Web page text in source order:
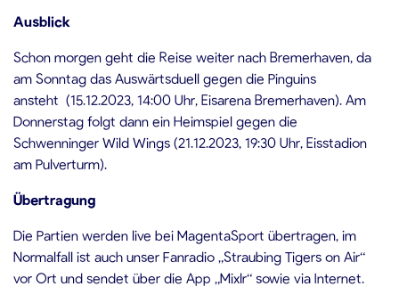
Ausblick
Schon morgen geht die Reise weiter nach Bremerhaven, da
am Sonntag das Auswärtsduell gegen die Pinguins
ansteht (15.12.2023, 14:00 Uhr, Eisarena Bremerhaven). Am
Donnerstag folgt dann ein Heimspiel gegen die
Schwenninger Wild Wings (21.12.2023, 19:30 Uhr, Eisstadion
am Pulverturm).
Übertragung
Die Partien werden live bei MagentaSport übertragen, im
Normalfall ist auch unser Fanradio „Straubing Tigers on Air“
vor Ort und sendet über die App „Mixlr“ sowie via Internet.